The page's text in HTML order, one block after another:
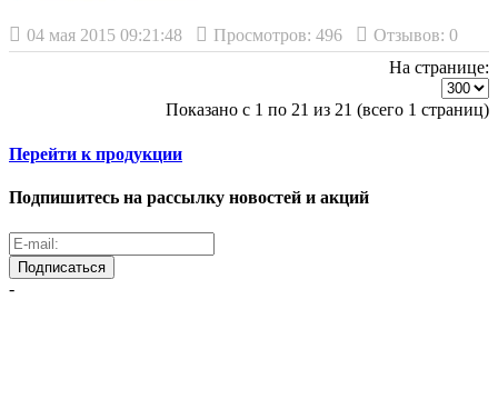
04 мая 2015 09:21:48 Просмотров: 496
Отзывов: 0
На странице:
Показано с 1 по 21 из 21 (всего 1 страниц)
Перейти к продукции
Подпишитесь на рассылку новостей и акций
Подписаться
-